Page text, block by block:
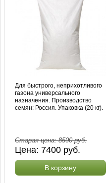
Для быстрого, неприхотливого
газона универсального
назначения. Производство
семян: Россия. Упаковка (20 кг).
Старая цена:8500руб.
Цена: 7400 руб.
В корзину